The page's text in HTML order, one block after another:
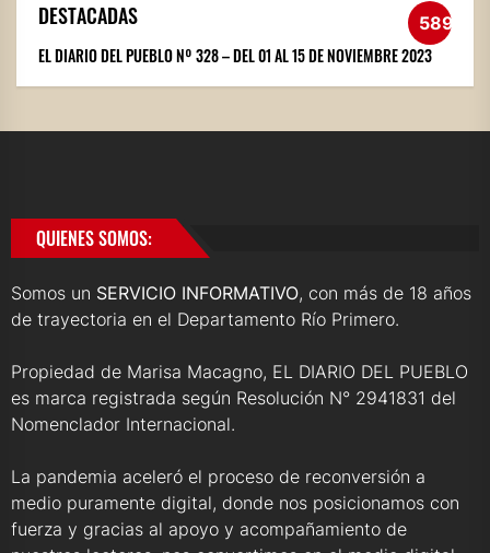
DESTACADAS 589
EL DIARIO DEL PUEBLO Nº 328 – DEL 01 AL 15 DE NOVIEMBRE 2023
QUIENES SOMOS:
Somos un SERVICIO INFORMATIVO, con más de 18 años
de trayectoria en el Departamento Río Primero.
Propiedad de Marisa Macagno, EL DIARIO DEL PUEBLO
es marca registrada según Resolución N° 2941831 del
Nomenclador Internacional.
La pandemia aceleró el proceso de reconversión a
medio puramente digital, donde nos posicionamos con
fuerza y gracias al apoyo y acompañamiento de